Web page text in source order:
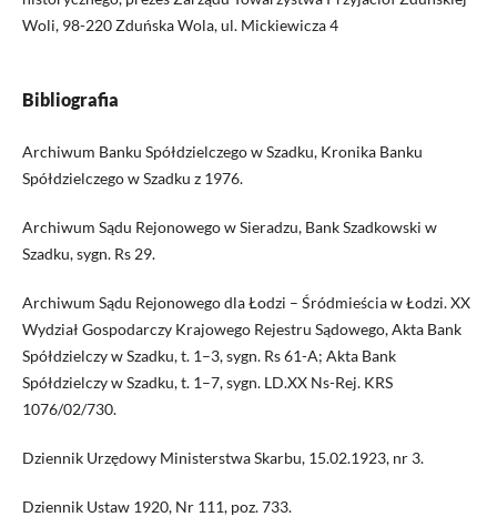
Woli, 98-220 Zduńska Wola, ul. Mickiewicza 4
Bibliografia
Archiwum Banku Spółdzielczego w Szadku, Kronika Banku
Spółdzielczego w Szadku z 1976.
Archiwum Sądu Rejonowego w Sieradzu, Bank Szadkowski w
Szadku, sygn. Rs 29.
Archiwum Sądu Rejonowego dla Łodzi – Śródmieścia w Łodzi. XX
Wydział Gospodarczy Krajowego Rejestru Sądowego, Akta Bank
Spółdzielczy w Szadku, t. 1–3, sygn. Rs 61-A; Akta Bank
Spółdzielczy w Szadku, t. 1–7, sygn. LD.XX Ns-Rej. KRS
1076/02/730.
Dziennik Urzędowy Ministerstwa Skarbu, 15.02.1923, nr 3.
Dziennik Ustaw 1920, Nr 111, poz. 733.